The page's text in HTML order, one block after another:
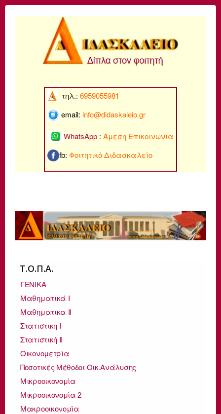
τηλ.: 6959055981
email: info@didaskaleio.gr
WhatsApp : Άμεση Επικοινωνία
fb: Φοιτητικό Διδασκαλείο
Τ.Ο.Π.Α.
ΓΕΝΙΚΑ
Μαθηματικά Ι
Μαθηματικα ΙΙ
Στατιστικη Ι
Στατιστική ΙΙ
Οικονομετρία
Ποσοτικές Μέθοδοι Οικ.Ανάλυσης
Μικροοικονομία
Μικροοικονομία 2
Μακροοικονομία